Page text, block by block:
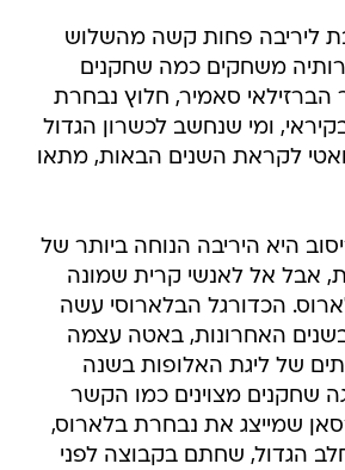
ליריבה פחות קשה מהשלוש
משחקים כמה שחקנים
הברזילאי סאמיר, חלוץ נבחרת
ומי שנחשב לכשרון הגדול
לקראת השנים הבאות, מתאו
היא היריבה הנוחה ביותר של
אבל אל לאנשי קרית שמונה
הכדורגל הבלארוסי עשה
האחרונות, באטה עצמה
של ליגת האלופות בשנה
שחקנים מצוינים כמו הקשר
שמייצג את נבחרת בלארוס,
הגדול, שחתם בקבוצה לפני